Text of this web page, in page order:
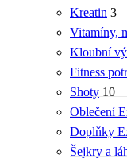
Kreatin 3
Vitamíny,
Kloubní
Fitness
Shoty 10
Oblečení
Doplňky
Šejkry a